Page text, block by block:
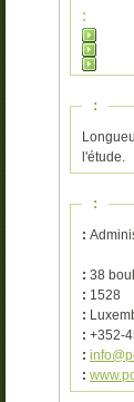
:
:
l'étude.
:
:
: 38
: 1528
:
: +352-
:
: